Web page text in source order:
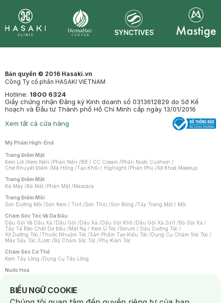
Bản quyền © 2016 Hasaki.vn
Công Ty cổ phần HASAKI VIETNAM
Hotline: 1800 6324
Giấy chứng nhận Đăng ký Kinh doanh số 0313612829 do Sở Kế
hoạch và Đầu tư Thành phố Hồ Chí Minh cấp ngày 13/01/2016
Xem tất cả cửa hàng
Mỹ Phẩm High-End
Trang Điểm Mặt
Kem Lót /Kem Nền /Phấn Nền /BB / CC Cream /Phấn Nước Cushion /
Che Khuyết Điểm /Má Hồng /Tạo Khối / Highlight /Phấn Phủ /Xịt Khoá Makeup
Trang Điểm Mắt
Kẻ Mày /Kẻ Mắt /Phấn Mắt /Mascara
Trang Điểm Môi
Son Dưỡng Môi /Son Kem / Tint /Son Thỏi /Son Bóng /Tẩy Trang Mắt / Môi
Chăm Sóc Tóc Và Da Đầu
Dầu Gội Và Dầu Xả /Dầu Gội /Dầu Xả /Dầu Gội Khô /Dầu Gội Xả 2in1 /Bộ Gội Xả /
Tẩy Tế Bào Chết Da Đầu /Mặt Nạ / Kem Ủ Tóc /Serum / Dầu Dưỡng Tóc /
Xịt Dưỡng Tóc /Thuốc Nhuộm Tóc /Sản Phẩm Tạo Kiểu Tóc /Dụng Cụ Chăm Sóc Tóc /
Máy Sấy Tóc /Lược /Bộ Chăm Sóc Tóc /Phụ Kiện Tóc
Chăm Sóc Cơ Thể
Kem Tẩy Lông /Dụng Cụ Tẩy Lông
Nước Hoa
Nước Hoa Nữ
Chăm Sóc Cá Nhân
Chống Muỗi /Khẩu Trang /Máy Massage/Mặt Nạ Xông Hơi /Nước Rửa Tay/
BIỂU NGỮ COOKIE
Notice about cookies usage